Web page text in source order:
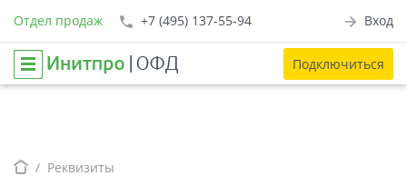
Отдел продаж +7 (495) 137-55-94 Вход
Подключиться
Реквизиты